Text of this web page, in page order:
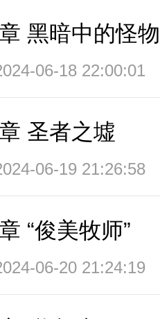
黑暗中的怪物
06-18 22:00:01
圣者之墟
06-19 21:26:58
“俊美牧师”
06-20 21:24:19